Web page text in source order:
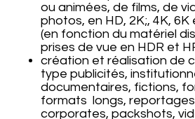
ou animées, de films, de
photos, en HD, 2K;, 4K,
(en fonction du matériel
prises de vue en HDR et
création et réalisation de
type publicités,
documentaires, fictions,
formats longs,
corporates, packshots,